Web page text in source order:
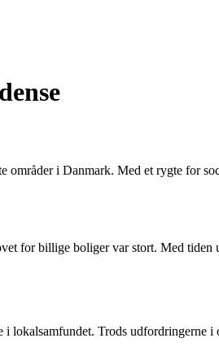
områder i Danmark. Med et rygte
for billige boliger var stort. Med
lokalsamfundet. Trods